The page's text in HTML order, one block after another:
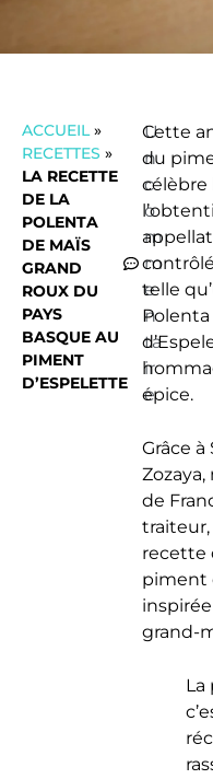
ACCUEIL»
RECETTES »
LA RECETTE
DE LA
POLENTA
DE MAÏS
GRAND
ROUX DU
PAYS
BASQUE AU
PIMENT
D’ESPELETTE
U
n
c
o
m
m
e
n
ta
ir
e
Cette
du
célèbre
telle
épice.
Grâce à
de
traiteur,
recette
piment
grand-
La